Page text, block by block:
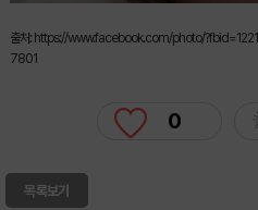
출처: https://www.facebook.com/photo/
7801
0
목록보기